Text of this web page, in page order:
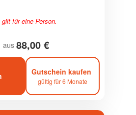
für eine Person.
aus 88,00 €
Gutschein kaufen
gültig für 6 Monate